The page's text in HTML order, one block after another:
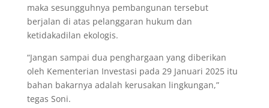
maka sesungguhnya pembangunan tersebut
berjalan di atas pelanggaran hukum dan
ketidakadilan ekologis.
“Jangan sampai dua penghargaan yang diberikan
oleh Kementerian Investasi pada 29 Januari 2025 itu
bahan bakarnya adalah kerusakan lingkungan,”
tegas Soni.